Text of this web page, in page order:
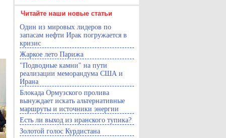
Читайте наши новые статьи
Один из мировых лидеров по
запасам нефти Ирак погружается в
кризис
Жаркое лето Парижа
"Подводные камни" на пути
реализации меморандума США и
Ирана
Блокада Ормузского пролива
вынуждает искать альтернативные
маршруты и источники энергии
Есть ли выход из иранского тупика?
Золотой голос Курдистана